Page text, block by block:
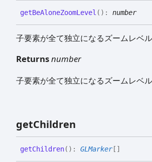
getBeAloneZoomLevel ( ) : number
子要素が全て独立になるズームレベ
Returnsnumber
子要素が全て独立になるズームレベル
getChildren
getChildren( ) : GLMarker[]